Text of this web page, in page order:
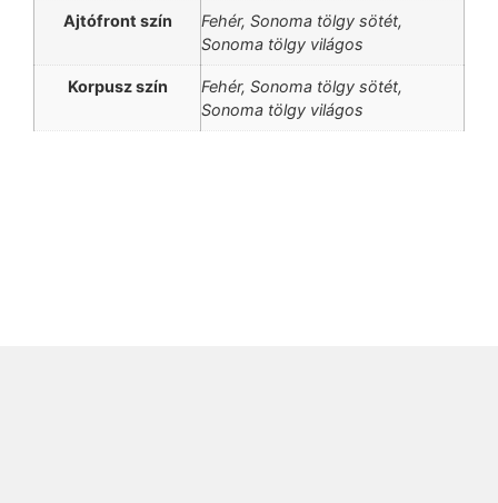
Ajtófront szín
Fehér, Sonoma tölgy sötét,
Sonoma tölgy világos
Korpusz szín
Fehér, Sonoma tölgy sötét,
Sonoma tölgy világos